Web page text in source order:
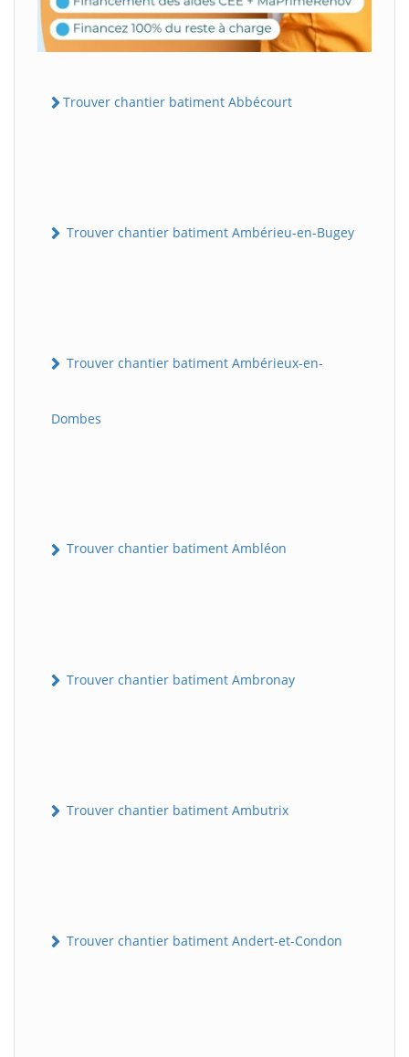
Trouver chantier batiment Abbécourt
Trouver chantier batiment Ambérieu-en-Bugey
Trouver chantier batiment Ambérieux-en-
Dombes
Trouver chantier batiment Ambléon
Trouver chantier batiment Ambronay
Trouver chantier batiment Ambutrix
Trouver chantier batiment Andert-et-Condon